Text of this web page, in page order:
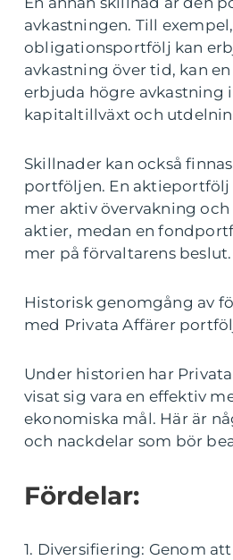
avkastningen. Till
obligationsportfölj kan
avkastning över tid, kan
erbjuda högre avkastning
kapitaltillväxt och
Skillnader kan också
portföljen. En aktieportfölj
mer aktiv övervakning och
aktier, medan en
mer på förvaltarens beslut.
Historisk genomgång av
med Privata Affärer
Under historien har
visat sig vara en effektiv
ekonomiska mål. Här är
och nackdelar som bör
Fördelar:
1. Diversifiering: Genom